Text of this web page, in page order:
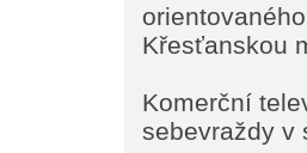
Křesťanskou
Komerční
sebevraždy v